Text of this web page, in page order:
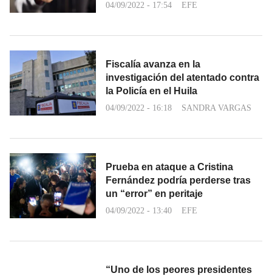
04/09/2022 - 17:54 EFE
Fiscalía avanza en la
investigación del atentado contra
la Policía en el Huila
04/09/2022 - 16:18 SANDRA VARGAS
Prueba en ataque a Cristina
Fernández podría perderse tras
un “error” en peritaje
04/09/2022 - 13:40 EFE
“Uno de los peores presidentes